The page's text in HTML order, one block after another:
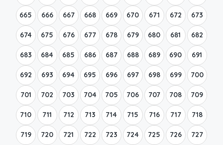
665 666 667 668 669 670 671 672 673
674 675 676 677 678 679 680 681 682
683 684 685 686 687 688 689 690 691
692 693 694 695 696 697 698 699 700
701 702 703 704 705 706 707 708 709
710 711 712 713 714 715 716 717 718
719 720 721 722 723 724 725 726 727